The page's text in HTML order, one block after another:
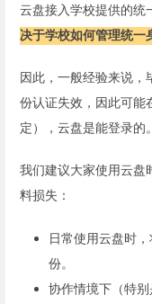
云盘接入学校提供的统
决于学校如何管理统一
因此，一般经验来说，
份认证失效，因此可能
定），云盘是能登录的。
我们建议大家使用云盘
料损失：
日常使用云盘时
份。
协作情境下（特